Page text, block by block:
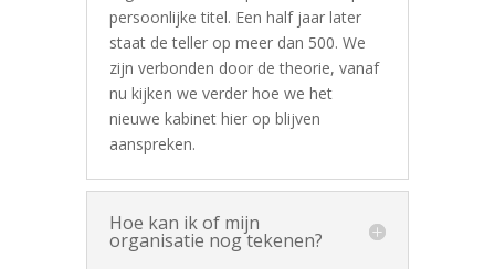
persoonlijke titel. Een half jaar later
staat de teller op meer dan 500. We
zijn verbonden door de theorie, vanaf
nu kijken we verder hoe we het
nieuwe kabinet hier op blijven
aanspreken.
Hoe kan ik of mijn
organisatie nog tekenen?